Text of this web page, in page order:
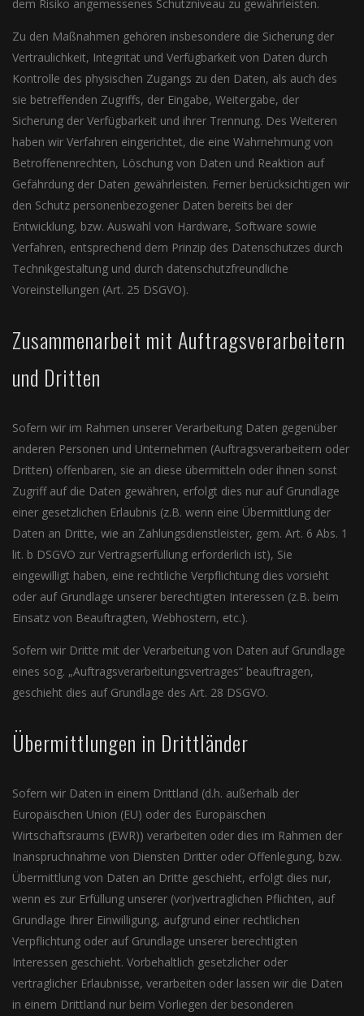
dem Risiko angemessenes Schutzniveau zu gewährleisten.
Zu den Maßnahmen gehören insbesondere die Sicherung der
Vertraulichkeit, Integrität und Verfügbarkeit von Daten durch
Kontrolle des physischen Zugangs zu den Daten, als auch des
sie betreffenden Zugriffs, der Eingabe, Weitergabe, der
Sicherung der Verfügbarkeit und ihrer Trennung. Des Weiteren
haben wir Verfahren eingerichtet, die eine Wahrnehmung von
Betroffenenrechten, Löschung von Daten und Reaktion auf
Gefährdung der Daten gewährleisten. Ferner berücksichtigen wir
den Schutz personenbezogener Daten bereits bei der
Entwicklung, bzw. Auswahl von Hardware, Software sowie
Verfahren, entsprechend dem Prinzip des Datenschutzes durch
Technikgestaltung und durch datenschutzfreundliche
Voreinstellungen (Art. 25 DSGVO).
Zusammenarbeit mit Auftragsverarbeitern
und Dritten
Sofern wir im Rahmen unserer Verarbeitung Daten gegenüber
anderen Personen und Unternehmen (Auftragsverarbeitern oder
Dritten) offenbaren, sie an diese übermitteln oder ihnen sonst
Zugriff auf die Daten gewähren, erfolgt dies nur auf Grundlage
einer gesetzlichen Erlaubnis (z.B. wenn eine Übermittlung der
Daten an Dritte, wie an Zahlungsdienstleister, gem. Art. 6 Abs. 1
lit. b DSGVO zur Vertragserfüllung erforderlich ist), Sie
eingewilligt haben, eine rechtliche Verpflichtung dies vorsieht
oder auf Grundlage unserer berechtigten Interessen (z.B. beim
Einsatz von Beauftragten, Webhostern, etc.).
Sofern wir Dritte mit der Verarbeitung von Daten auf Grundlage
eines sog. „Auftragsverarbeitungsvertrages“ beauftragen,
geschieht dies auf Grundlage des Art. 28 DSGVO.
Übermittlungen in Drittländer
Sofern wir Daten in einem Drittland (d.h. außerhalb der
Europäischen Union (EU) oder des Europäischen
Wirtschaftsraums (EWR)) verarbeiten oder dies im Rahmen der
Inanspruchnahme von Diensten Dritter oder Offenlegung, bzw.
Übermittlung von Daten an Dritte geschieht, erfolgt dies nur,
wenn es zur Erfüllung unserer (vor)vertraglichen Pflichten, auf
Grundlage Ihrer Einwilligung, aufgrund einer rechtlichen
Verpflichtung oder auf Grundlage unserer berechtigten
Interessen geschieht. Vorbehaltlich gesetzlicher oder
vertraglicher Erlaubnisse, verarbeiten oder lassen wir die Daten
in einem Drittland nur beim Vorliegen der besonderen